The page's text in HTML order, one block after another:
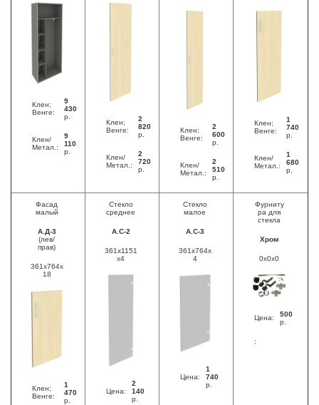
Клен;
Венге:
9
430
р.
Клен/
Метал.:
9
110
р.
Клен;
Венге:
2
820
р.
Клен/
Метал.:
2
720
р.
Клен;
Венге:
2
600
р.
Клен/
Метал.:
2
510
р.
Клен;
Венге:
1
740
р.
Клен/
Метал.:
1
680
р.
Фасад
малый
А.Д-3
(лев/
прав)
361x764x
18
Клен;
Венге:
1
470
р.
Стекло
среднее
А.С-2
361x1151
x4
Цена:
2
140
р.
Стекло
малое
А.С-3
361x764x
4
Цена:
1
740
р.
Фурниту
ра для
стекла
Хром
0x0x0
Цена:
500
р.
: